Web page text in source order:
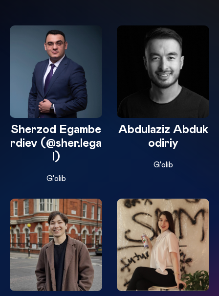
Sherzod Egambe
rdiev (@sher.lega
l)
G'olib
Abdulaziz Abduk
odiriy
G'olib